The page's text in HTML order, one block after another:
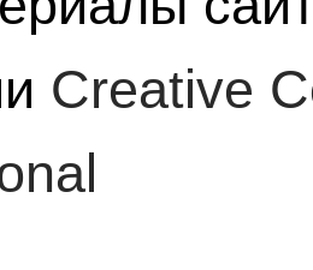
Creative